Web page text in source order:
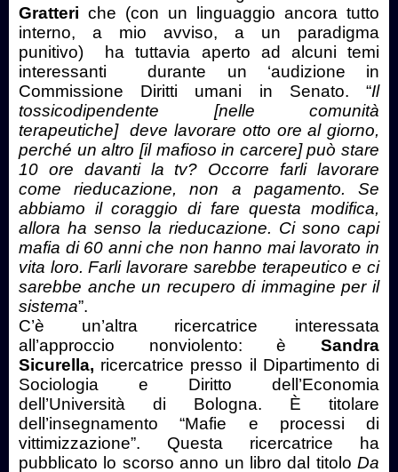
Gratteri che (con un linguaggio ancora tutto
interno, a mio avviso, a un paradigma
punitivo) ha tuttavia aperto ad alcuni temi
interessanti durante un ‘audizione in
Commissione Diritti umani in Senato. “Il
tossicodipendente [nelle comunità
terapeutiche] deve lavorare otto ore al giorno,
perché un altro [il mafioso in carcere] può stare
10 ore davanti la tv? Occorre farli lavorare
come rieducazione, non a pagamento. Se
abbiamo il coraggio di fare questa modifica,
allora ha senso la rieducazione. Ci sono capi
mafia di 60 anni che non hanno mai lavorato in
vita loro. Farli lavorare sarebbe terapeutico e ci
sarebbe anche un recupero di immagine per il
sistema”.
C’è un’altra ricercatrice interessata
all’approccio nonviolento: è Sandra
Sicurella, ricercatrice presso il Dipartimento di
Sociologia e Diritto dell’Economia
dell’Università di Bologna. È titolare
dell’insegnamento “Mafie e processi di
vittimizzazione”. Questa ricercatrice ha
pubblicato lo scorso anno un libro dal titolo Da